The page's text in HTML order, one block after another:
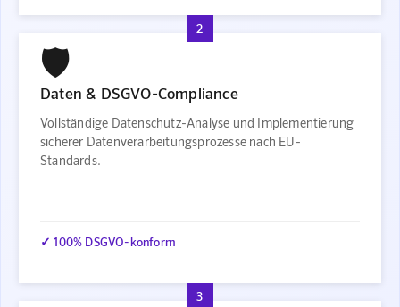
2
🛡️
Daten & DSGVO-Compliance
Vollständige Datenschutz-Analyse und Implementierung
sicherer Datenverarbeitungsprozesse nach EU-
Standards.
✓ 100% DSGVO-konform
3